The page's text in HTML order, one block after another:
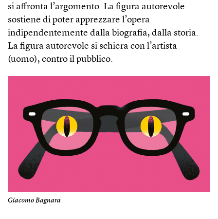
si affronta l’argomento. La figura autorevole
sostiene di poter apprezzare l’opera
indipendentemente dalla biografia, dalla storia.
La figura autorevole si schiera con l’artista
(uomo), contro il pubblico.
Giacomo Bagnara